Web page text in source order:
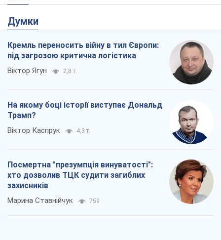
Думки
Кремль переносить війну в тил Європи:
під загрозою критична логістика
Віктор Ягун 2,8 т.
На якому боці історії виступає Дональд
Трамп?
Віктор Каспрук 4,3 т.
Посмертна "презумпція винуватості":
хто дозволив ТЦК судити загиблих
захисників
Марина Ставнійчук 759